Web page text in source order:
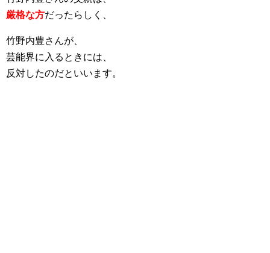
厳格な方だったらしく、
竹野内豊さんが、
芸能界に入るときには、
反対したのだといいます。